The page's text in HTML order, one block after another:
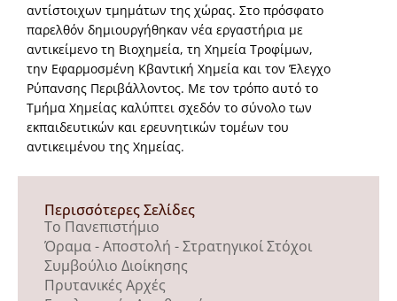
αντίστοιχων τμημάτων της χώρας. Στο πρόσφατο
παρελθόν δημιουργήθηκαν νέα εργαστήρια με
αντικείμενο τη Βιοχημεία, τη Χημεία Τροφίμων,
την Εφαρμοσμένη Κβαντική Χημεία και τον Έλεγχο
Ρύπανσης Περιβάλλοντος. Με τον τρόπο αυτό το
Τμήμα Χημείας καλύπτει σχεδόν το σύνολο των
εκπαιδευτικών και ερευνητικών τομέων του
αντικειμένου της Χημείας.
Περισσότερες Σελίδες
Το Πανεπιστήμιο
Όραμα - Αποστολή - Στρατηγικοί Στόχοι
Συμβούλιο Διοίκησης
Πρυτανικές Αρχές